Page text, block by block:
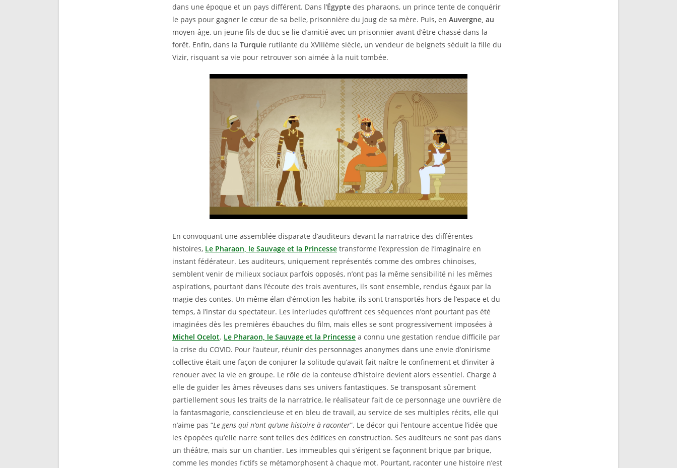
dans une époque et un pays différent. Dans l’Égypte des pharaons, un prince tente de conquérir
le pays pour gagner le cœur de sa belle, prisonnière du joug de sa mère. Puis, en Auvergne, au
moyen-âge, un jeune fils de duc se lie d’amitié avec un prisonnier avant d’être chassé dans la
forêt. Enfin, dans la Turquie rutilante du XVIIIème siècle, un vendeur de beignets séduit la fille du
Vizir, risquant sa vie pour retrouver son aimée à la nuit tombée.
En convoquant une assemblée disparate d’auditeurs devant la narratrice des différentes
histoires, Le Pharaon, le Sauvage et la Princesse transforme l’expression de l’imaginaire en
instant fédérateur. Les auditeurs, uniquement représentés comme des ombres chinoises,
semblent venir de milieux sociaux parfois opposés, n’ont pas la même sensibilité ni les mêmes
aspirations, pourtant dans l’écoute des trois aventures, ils sont ensemble, rendus égaux par la
magie des contes. Un même élan d’émotion les habite, ils sont transportés hors de l’espace et du
temps, à l’instar du spectateur. Les interludes qu’offrent ces séquences n’ont pourtant pas été
imaginées dès les premières ébauches du film, mais elles se sont progressivement imposées à
Michel Ocelot. Le Pharaon, le Sauvage et la Princesse a connu une gestation rendue difficile par
la crise du COVID. Pour l’auteur, réunir des personnages anonymes dans une envie d’onirisme
collective était une façon de conjurer la solitude qu’avait fait naître le confinement et d’inviter à
renouer avec la vie en groupe. Le rôle de la conteuse d’histoire devient alors essentiel. Charge à
elle de guider les âmes rêveuses dans ses univers fantastiques. Se transposant sûrement
partiellement sous les traits de la narratrice, le réalisateur fait de ce personnage une ouvrière de
la fantasmagorie, consciencieuse et en bleu de travail, au service de ses multiples récits, elle qui
n’aime pas “Le gens qui n’ont qu’une histoire à raconter”. Le décor qui l’entoure accentue l’idée que
les épopées qu’elle narre sont telles des édifices en construction. Ses auditeurs ne sont pas dans
un théâtre, mais sur un chantier. Les immeubles qui s’érigent se façonnent brique par brique,
comme les mondes fictifs se métamorphosent à chaque mot. Pourtant, raconter une histoire n’est